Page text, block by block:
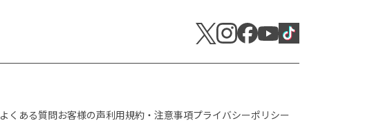
よくある質問お客様の声利用規約・注意事項プライバシーポリシー